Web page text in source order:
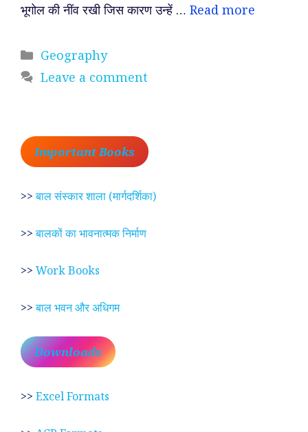
भूगोल की नींव रखी जिस कारण उन्हें … Read more
Categories
Geography
Leave a comment
Important Books
>>बाल संस्कार शाला (मार्गदर्शिका)
>>बालकों का भावनात्मक निर्माण
>> Work Books
>>बाल भवन और अधिगम
Downloads
>> Excel Formats